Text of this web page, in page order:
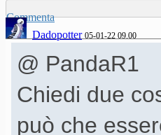
Commenta
Dadopotter 05-01-22 09.00
@ PandaR1
Chiedi due
può che